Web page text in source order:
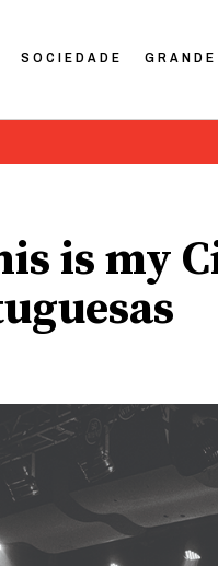
SOCIEDADE
is my